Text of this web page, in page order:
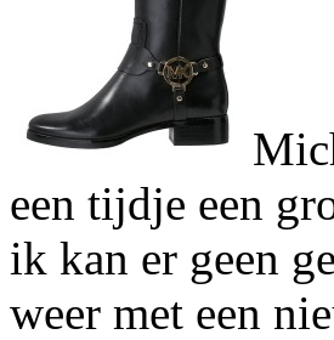
een tijdje een
ik kan er geen
weer met een